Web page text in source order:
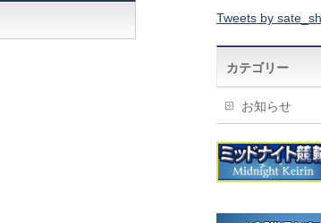
Tweets by
カテゴリー
お知らせ